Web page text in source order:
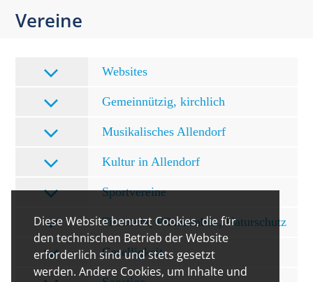
Diese Website benutzt Cookies, die für
den technischen Betrieb der Website
erforderlich sind und stets gesetzt
werden. Andere Cookies, um Inhalte und
Vereine
Websites
Gemeinnützig, kirchlich
Musikalisches Allendorf
Kultur in Allendorf
Sportvereine
Tierzucht, Pflanzenbau, Naturschutz
Geselligkeit